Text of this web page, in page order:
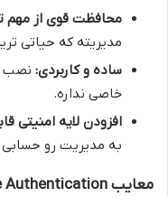
محافظت قوی از
مدیریته که حیاتی
ساده و کاربردی: نصب
خاصی نداره.
افزودن لایه امنیتی
به مدیریت رو
معایب jSecure Authentication: